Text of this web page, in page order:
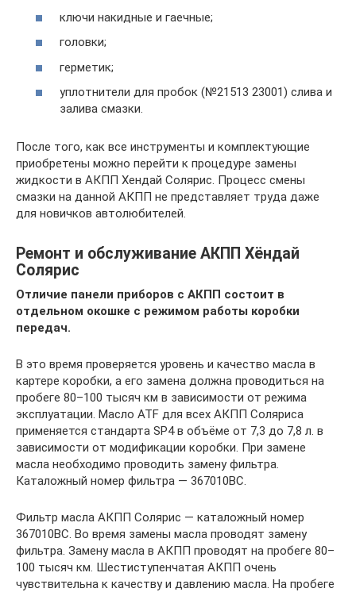
ключи накидные и гаечные;
головки;
герметик;
уплотнители для пробок (№21513 23001) слива и
залива смазки.
После того, как все инструменты и комплектующие
приобретены можно перейти к процедуре замены
жидкости в АКПП Хендай Солярис. Процесс смены
смазки на данной АКПП не представляет труда даже
для новичков автолюбителей.
Ремонт и обслуживание АКПП Хёндай
Солярис
Отличие панели приборов с АКПП состоит в
отдельном окошке с режимом работы коробки
передач.
В это время проверяется уровень и качество масла в
картере коробки, а его замена должна проводиться на
пробеге 80–100 тысяч км в зависимости от режима
эксплуатации. Масло ATF для всех АКПП Соляриса
применяется стандарта SP4 в объёме от 7,3 до 7,8 л. в
зависимости от модификации коробки. При замене
масла необходимо проводить замену фильтра.
Каталожный номер фильтра — 367010ВС.
Фильтр масла АКПП Солярис — каталожный номер
367010ВС. Во время замены масла проводят замену
фильтра. Замену масла в АКПП проводят на пробеге 80–
100 тысяч км. Шестиступенчатая АКПП очень
чувствительна к качеству и давлению масла. На пробеге